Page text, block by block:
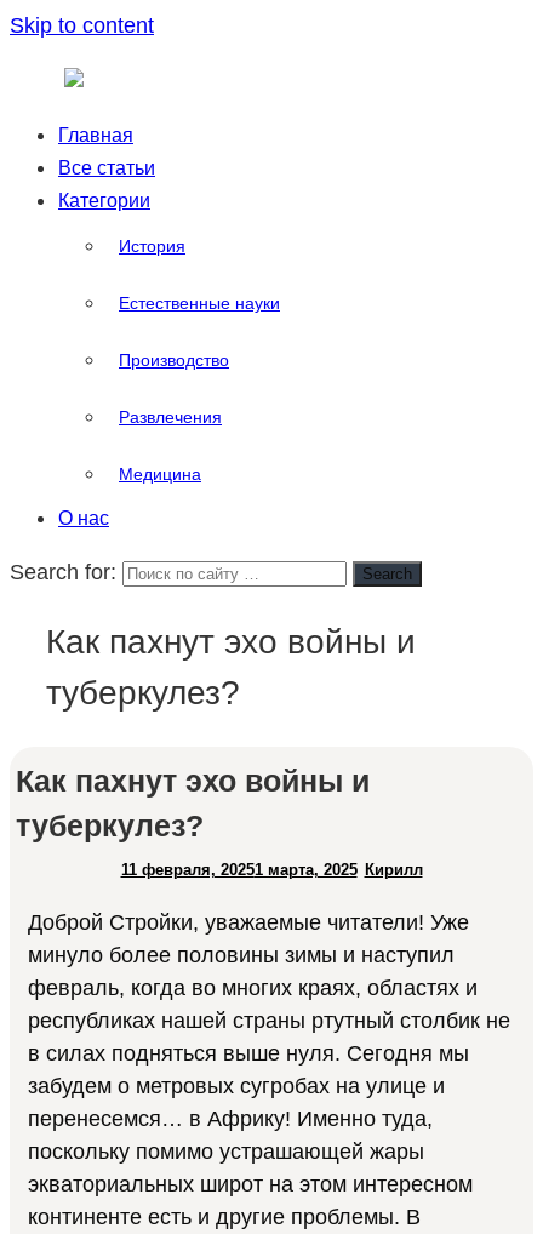
Skip to content
Главная
Все статьи
Категории
История
Естественные науки
Производство
Развлечения
Медицина
О нас
Search for: Search
Как пахнут эхо войны и
туберкулез?
Как пахнут эхо войны и
туберкулез?
11 февраля, 20251 марта, 2025 Кирилл
Доброй Стройки, уважаемые читатели! Уже
минуло более половины зимы и наступил
февраль, когда во многих краях, областях и
республиках нашей страны ртутный столбик не
в силах подняться выше нуля. Сегодня мы
забудем о метровых сугробах на улице и
перенесемся… в Африку! Именно туда,
поскольку помимо устрашающей жары
экваториальных широт на этом интересном
континенте есть и другие проблемы. В